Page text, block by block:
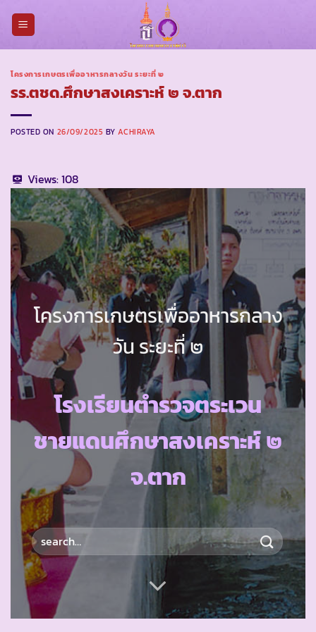
โครงการเกษตรเพื่ออาหารกลางวัน ระยะที่ ๒
รร.ตชด.ศึกษาสงเคราะห์ ๒ จ.ตาก
POSTED ON 26/09/2025 BYACHIRAYA
Views:108
โครงการเกษตรเพื่ออาหารกลาง
วัน ระยะที่ ๒
โรงเรียนตำรวจตระเวน
ชายแดนศึกษาสงเคราะห์ ๒
จ.ตาก